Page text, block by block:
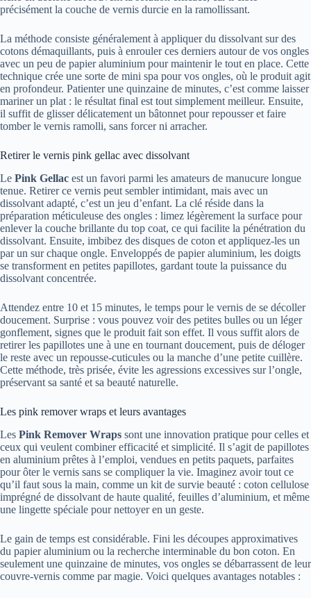
précisément la couche de vernis durcie en la ramollissant.
La méthode consiste généralement à appliquer du dissolvant sur des
cotons démaquillants, puis à enrouler ces derniers autour de vos ongles
avec un peu de papier aluminium pour maintenir le tout en place. Cette
technique crée une sorte de mini spa pour vos ongles, où le produit agit
en profondeur. Patienter une quinzaine de minutes, c’est comme laisser
mariner un plat : le résultat final est tout simplement meilleur. Ensuite,
il suffit de glisser délicatement un bâtonnet pour repousser et faire
tomber le vernis ramolli, sans forcer ni arracher.
Retirer le vernis pink gellac avec dissolvant
Le Pink Gellac est un favori parmi les amateurs de manucure longue
tenue. Retirer ce vernis peut sembler intimidant, mais avec un
dissolvant adapté, c’est un jeu d’enfant. La clé réside dans la
préparation méticuleuse des ongles : limez légèrement la surface pour
enlever la couche brillante du top coat, ce qui facilite la pénétration du
dissolvant. Ensuite, imbibez des disques de coton et appliquez-les un
par un sur chaque ongle. Enveloppés de papier aluminium, les doigts
se transforment en petites papillotes, gardant toute la puissance du
dissolvant concentrée.
Attendez entre 10 et 15 minutes, le temps pour le vernis de se décoller
doucement. Surprise : vous pouvez voir des petites bulles ou un léger
gonflement, signes que le produit fait son effet. Il vous suffit alors de
retirer les papillotes une à une en tournant doucement, puis de déloger
le reste avec un repousse-cuticules ou la manche d’une petite cuillère.
Cette méthode, très prisée, évite les agressions excessives sur l’ongle,
préservant sa santé et sa beauté naturelle.
Les pink remover wraps et leurs avantages
Les Pink Remover Wraps sont une innovation pratique pour celles et
ceux qui veulent combiner efficacité et simplicité. Il s’agit de papillotes
en aluminium prêtes à l’emploi, vendues en petits paquets, parfaites
pour ôter le vernis sans se compliquer la vie. Imaginez avoir tout ce
qu’il faut sous la main, comme un kit de survie beauté : coton cellulose
imprégné de dissolvant de haute qualité, feuilles d’aluminium, et même
une lingette spéciale pour nettoyer en un geste.
Le gain de temps est considérable. Fini les découpes approximatives
du papier aluminium ou la recherche interminable du bon coton. En
seulement une quinzaine de minutes, vos ongles se débarrassent de leur
couvre-vernis comme par magie. Voici quelques avantages notables :